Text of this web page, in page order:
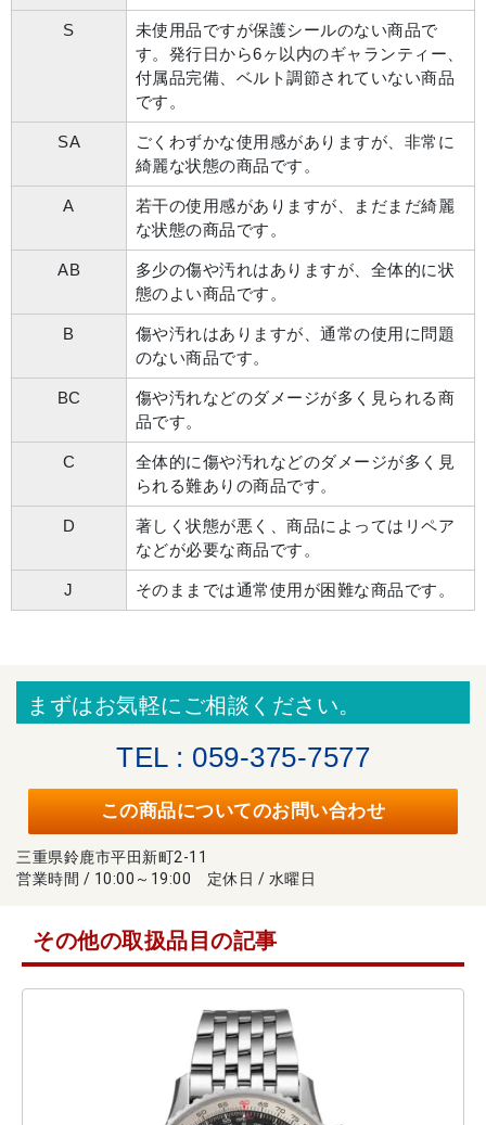
S
未使用品ですが保護シールのない商品で
す。発行日から6ヶ以内のギャランティー、
付属品完備、ベルト調節されていない商品
です。
SA
ごくわずかな使用感がありますが、非常に
綺麗な状態の商品です。
A
若干の使用感がありますが、まだまだ綺麗
な状態の商品です。
AB
多少の傷や汚れはありますが、全体的に状
態のよい商品です。
B
傷や汚れはありますが、通常の使用に問題
のない商品です。
BC
傷や汚れなどのダメージが多く見られる商
品です。
C
全体的に傷や汚れなどのダメージが多く見
られる難ありの商品です。
D
著しく状態が悪く、商品によってはリペア
などが必要な商品です。
J そのままでは通常使用が困難な商品です。
まずはお気軽にご相談ください。
TEL : 059-375-7577
この商品についてのお問い合わせ
三重県鈴鹿市平田新町2-11
営業時間 / 10:00～19:00 定休日 / 水曜日
その他の取扱品目の記事